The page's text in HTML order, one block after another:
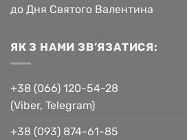
до Дня Святого Валентина
ЯК З НАМИ ЗВ’ЯЗАТИСЯ:
+38 (066) 120-54-28
(Viber, Telegram)
+38 (093) 874-61-85